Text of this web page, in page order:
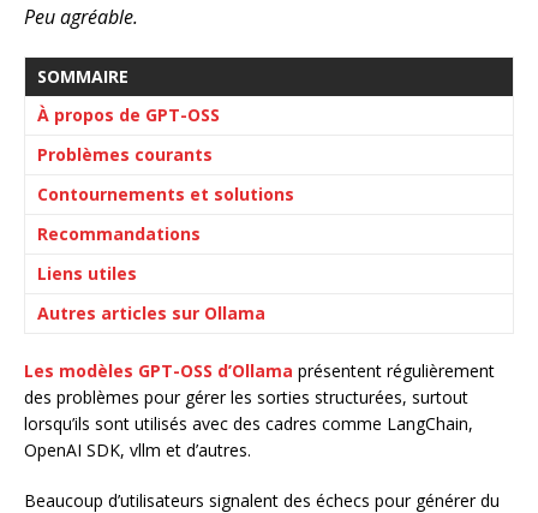
Peu agréable.
SOMMAIRE
À propos de GPT-OSS
Problèmes courants
Contournements et solutions
Recommandations
Liens utiles
Autres articles sur Ollama
Les modèles GPT-OSS d’Ollama présentent régulièrement
des problèmes pour gérer les sorties structurées, surtout
lorsqu’ils sont utilisés avec des cadres comme LangChain,
OpenAI SDK, vllm et d’autres.
Beaucoup d’utilisateurs signalent des échecs pour générer du